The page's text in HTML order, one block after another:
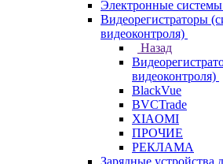
Электронные
Видеорегистраторы
видеоконтроля)
Назад
видеоконтроля)
BlackVue
BVCTrade
XIAOMI
ПРОЧИЕ
РЕКЛАМА
Зарядные устройства